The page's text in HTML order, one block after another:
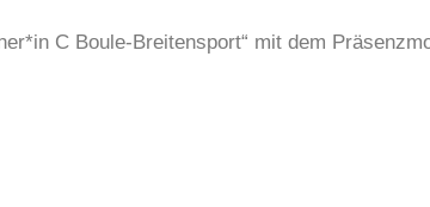
C Boule-Breitensport“ mit dem